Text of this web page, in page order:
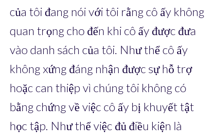
của tôi đang nói với tôi rằng cô ấy không
quan trọng cho đến khi cô ấy được đưa
vào danh sách của tôi. Như thể cô ấy
không xứng đáng nhận được sự hỗ trợ
hoặc can thiệp vì chúng tôi không có
bằng chứng về việc cô ấy bị khuyết tật
học tập. Như thể việc đủ điều kiện là